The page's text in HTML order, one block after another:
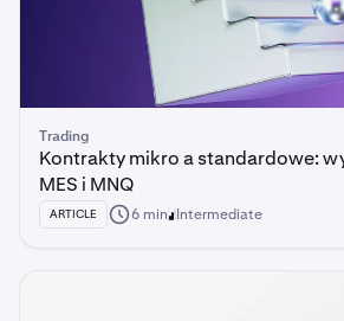
Trading
Kontrakty mikro a standardowe:
MES i MNQ
ARTICLE 6 min Intermediate